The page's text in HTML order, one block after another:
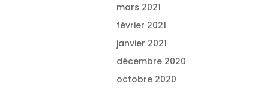
mars 2021
février 2021
janvier 2021
décembre 2020
octobre 2020